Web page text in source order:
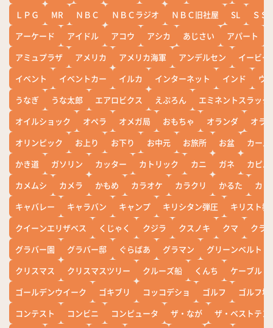
ＬＰＧ
MR ＮＢＣ ＮＢＣラジオ ＮＢＣ旧社屋 SL
ＳＳ
アーケード
アイドル アコウ アシカ あじさい アパート
アミュプラザ
アメリカ アメリカ海軍 アンデルセン
イービー
イベント
イベントカー イルカ インターネット インド
ウ
うなぎ
うな太郎 エアロビクス えぷろん
エミネントスラック
オイルショック
オペラ オメガ局 おもちゃ オランダ
オラ
オリンピック
お上り お下り お中元 お旅所 お盆
カー
かき道
ガソリン カッター カトリック カニ ガネ
カピバ
カメムシ
カメラ かもめ カラオケ カラクリ かるた
カレ
キャバレー
キャラバン キャンプ キリシタン弾圧
キリスト教
クイーンエリザベス
くじゃく クジラ クスノキ クマ
クラ
グラバー園
グラバー邸 ぐらばあ グラマン
グリーンベルト
クリスマス
クリスマスツリー クルーズ船 くんち
ケーブル
ゴールデンウイーク
ゴキブリ コッコデショ ゴルフ
ゴルフ場
コンテスト
コンビニ コンピュータ ザ・なが
ザ・ベストテン